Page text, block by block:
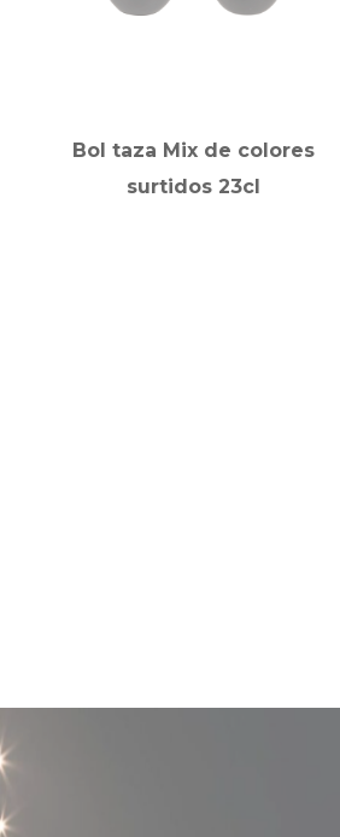
Bol taza Mix de colores
surtidos 23cl